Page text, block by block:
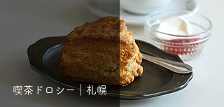
喫茶ドロシー｜札幌